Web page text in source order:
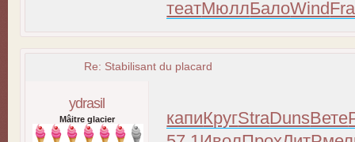
театМюллБалоWind
Re: Stabilisant du placard
ydrasil
Mâitre glacier капиКругStraDunsВете